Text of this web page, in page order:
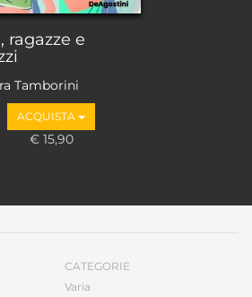
ragazze e
Tamborini
ACQUISTA
€ 15,90
CATEGORIE
Varia